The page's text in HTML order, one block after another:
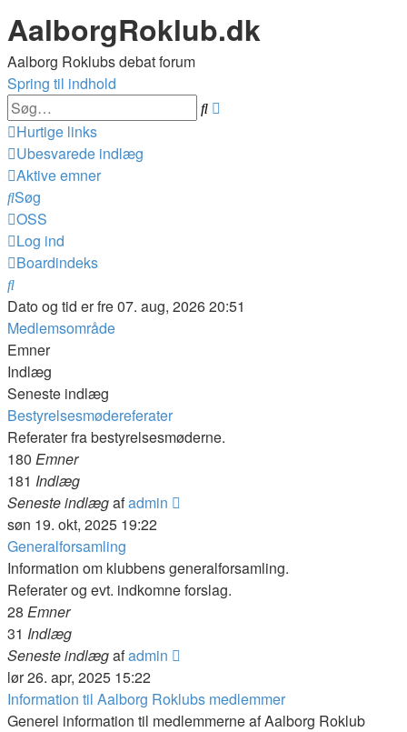
AalborgRoklub.dk
Aalborg Roklubs debat forum
Spring til indhold
Søg
Hurtige links
Ubesvarede indlæg
Aktive emner
Søg
OSS
Log ind
Boardindeks
Søg
Dato og tid er fre 07. aug, 2026 20:51
Medlemsområde
Emner
Indlæg
Seneste indlæg
Bestyrelsesmødereferater
Referater fra bestyrelsesmøderne.
180 Emner
181 Indlæg
Seneste indlægafadmin
indlæg
søn 19. okt, 2025 19:22
Generalforsamling
Information om klubbens generalforsamling.
Referater og evt. indkomne forslag.
28 Emner
31 Indlæg
Seneste indlægafadmin
seneste
indlæg
lør 26. apr, 2025 15:22
Information til Aalborg Roklubs medlemmer
Generel information til medlemmerne af Aalborg Roklub